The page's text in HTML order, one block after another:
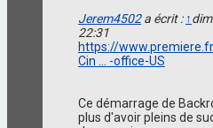
Jerem4502a écrit : ↑
22:31
https://
Cin ... -office-US
Ce démarrage de
plus d'avoir pleins de